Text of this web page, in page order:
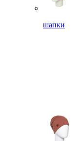
шапки